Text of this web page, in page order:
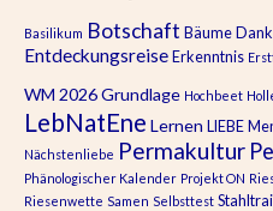
Basilikum Botschaft Bäume
Entdeckungsreise Erkenntnis
WM 2026Grundlage Hochbeet
LebNatEne Lernen LIEBE
Nächstenliebe Permakultur
Phänologischer Kalender Projekt ON
Riesenwette Samen Selbsttest Stahltrail